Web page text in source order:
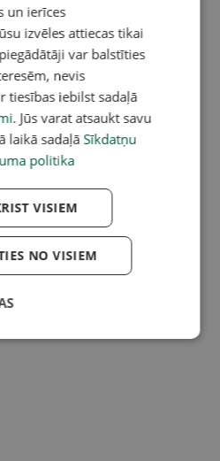
un ierīces
izvēles attiecas tikai
var balstīties
nevis
tiesības iebilst sadaļā
. Jūs varat atsaukt savu
laikā sadaļā Sīkdatņu
politika
VISIEM
NO VISIEM